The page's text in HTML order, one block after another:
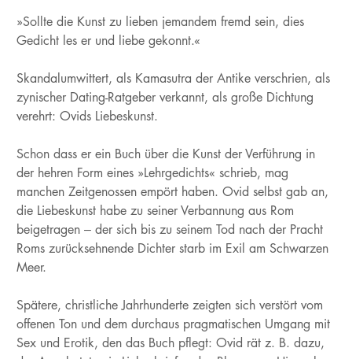
»Sollte die Kunst zu lieben jemandem fremd sein, dies
Gedicht les er und liebe gekonnt.«
Skandalumwittert, als Kamasutra der Antike verschrien, als
zynischer Dating-Ratgeber verkannt, als große Dichtung
verehrt: Ovids Liebeskunst.
Schon dass er ein Buch über die Kunst der Verführung in
der hehren Form eines »Lehrgedichts« schrieb, mag
manchen Zeitgenossen empört haben. Ovid selbst gab an,
die Liebeskunst habe zu seiner Verbannung aus Rom
beigetragen – der sich bis zu seinem Tod nach der Pracht
Roms zurücksehnende Dichter starb im Exil am Schwarzen
Meer.
Spätere, christliche Jahrhunderte zeigten sich verstört vom
offenen Ton und dem durchaus pragmatischen Umgang mit
Sex und Erotik, den das Buch pflegt: Ovid rät z. B. dazu,